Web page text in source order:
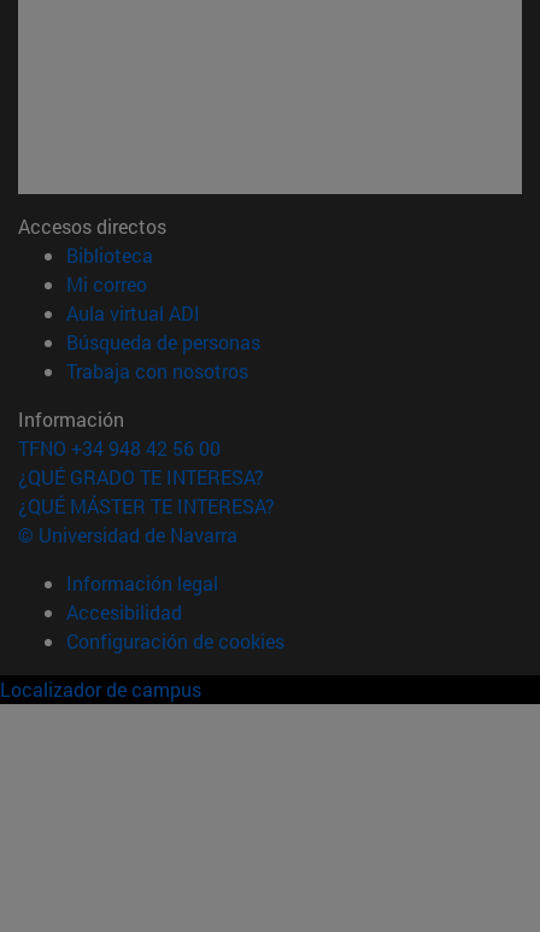
Accesos directos
Biblioteca
Mi correo(abre en nueva ventana)
Aula virtual ADI
Búsqueda de personas(abre en nueva ventana)
Trabaja con nosotros(abre en nueva ventana)
Información
TFNO +34 948 42 56 00
¿QUÉ GRADO TE INTERESA?
¿QUÉ MÁSTER TE INTERESA?
© Universidad de Navarra
Información legal
Accesibilidad
Configuración de cookies
Localizador de campus